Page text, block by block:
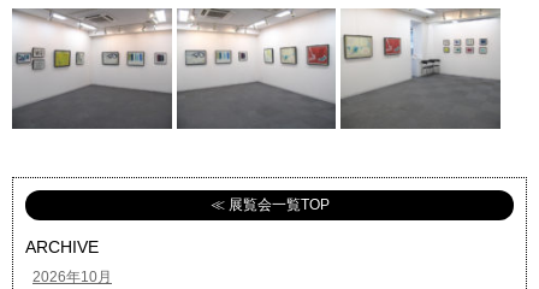
≪ 展覧会一覧TOP
ARCHIVE
2026年10月